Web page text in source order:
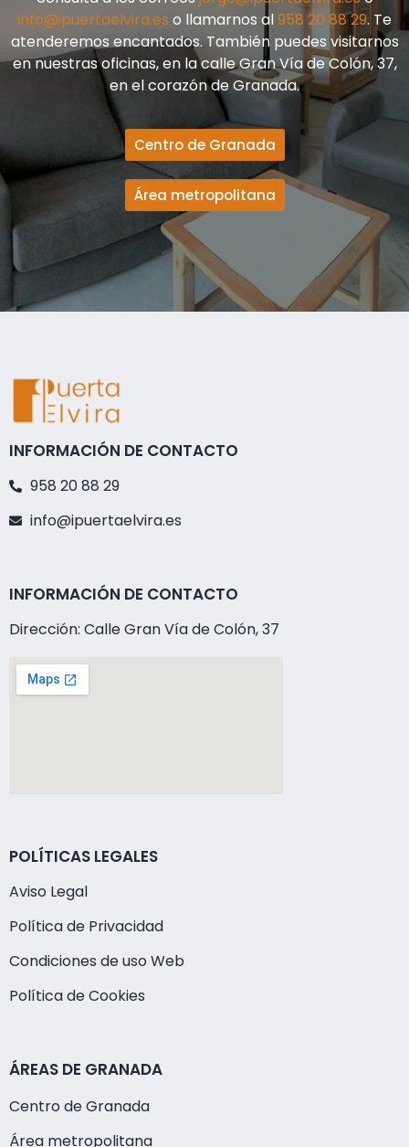
info@ipuertaelvira.es o llamarnos al958 20 88 29. Te
atenderemos encantados. También puedes visitarnos
en nuestras oficinas, en la calle Gran Vía de Colón, 37,
en el corazón de Granada.
Centro de Granada
Área metropolitana
INFORMACIÓN DE CONTACTO
958 20 88 29
info@ipuertaelvira.es
INFORMACIÓN DE CONTACTO
Dirección: Calle Gran Vía de Colón, 37
POLÍTICAS LEGALES
Aviso Legal
Política de Privacidad
Condiciones de uso Web
Política de Cookies
ÁREAS DE GRANADA
Centro de Granada
Área metropolitana